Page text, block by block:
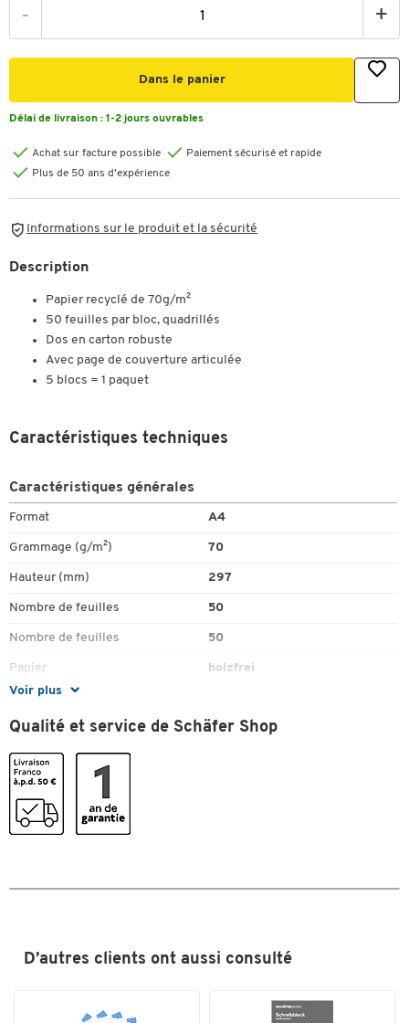
- +
Dans le panier
Délai de livraison : 1-2 jours ouvrables
Achat sur facture possible
Paiement sécurisé et rapide
Plus de 50 ans d'expérience
Informations sur le produit et la sécurité
Description
Papier recyclé de 70g/m²
50 feuilles par bloc, quadrillés
Dos en carton robuste
Avec page de couverture articulée
5 blocs = 1 paquet
Voir plus
Caractéristiques techniques
Caractéristiques générales
Format A4
Grammage (g/m²) 70
Hauteur (mm) 297
Nombre de feuilles 50
Nombre de feuilles 50
Papier holzfrei
Perforation
Pièce(s) par paquet 5
Rebord
Réglure
Couleurs
Qualité et service de Schäfer Shop
D’autres clients ont aussi consulté